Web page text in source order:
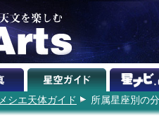
メシエ天体ガイド 所属星座別の